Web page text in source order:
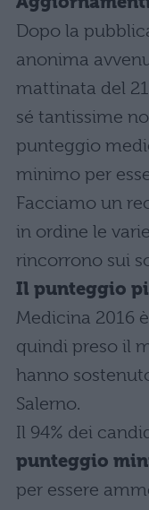
Dopo la
anonima
mattinata del
sé tantissime
punteggio
minimo per
Facciamo un
in ordine le
rincorrono sui
Il punteggio
Medicina 2016
quindi preso il
hanno
Salerno.
Il 94% dei
punteggio
per essere